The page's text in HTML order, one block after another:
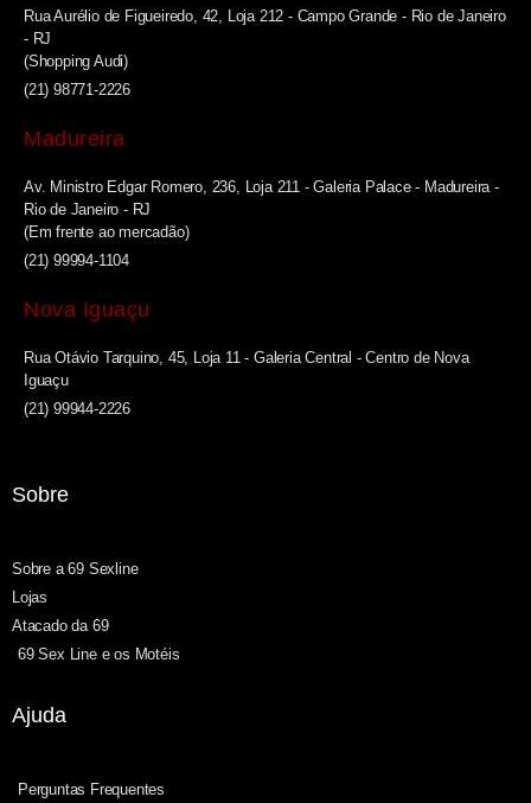
Rua Aurélio de Figueiredo, 42, Loja 212 - Campo Grande - Rio de Janeiro
- RJ
(Shopping Audi)
(21) 98771-2226
Madureira
Av. Ministro Edgar Romero, 236, Loja 211 - Galeria Palace - Madureira -
Rio de Janeiro - RJ
(Em frente ao mercadão)
(21) 99994-1104
Nova Iguaçu
Rua Otávio Tarquino, 45, Loja 11 - Galeria Central - Centro de Nova
Iguaçu
(21) 99944-2226
Sobre
Sobre a 69 Sexline
Lojas
Atacado da 69
69 Sex Line e os Motéis
Ajuda
Perguntas Frequentes